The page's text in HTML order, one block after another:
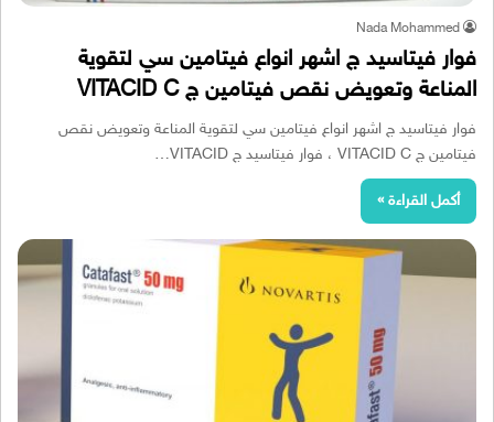
Nada Mohammed
فوار فيتاسيد ج اشهر انواع فيتامين سي لتقوية
المناعة وتعويض نقص فيتامين ج VITACID C
فوار فيتاسيد ج اشهر انواع فيتامين سي لتقوية المناعة وتعويض نقص
فيتامين ج VITACID C ، فوار فيتاسيد ج VITACID…
أكمل القراءة »